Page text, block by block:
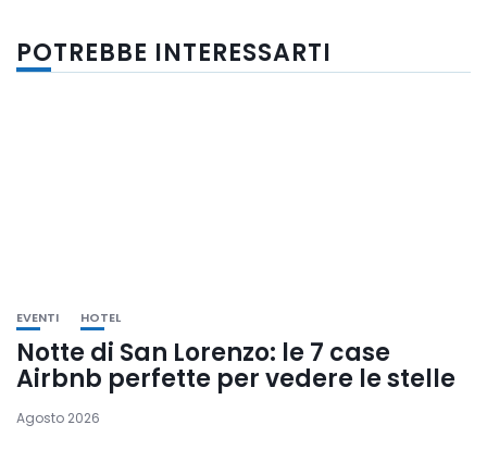
POTREBBE INTERESSARTI
EVENTI HOTEL
Notte di San Lorenzo: le 7 case
Airbnb perfette per vedere le stelle
Agosto 2026